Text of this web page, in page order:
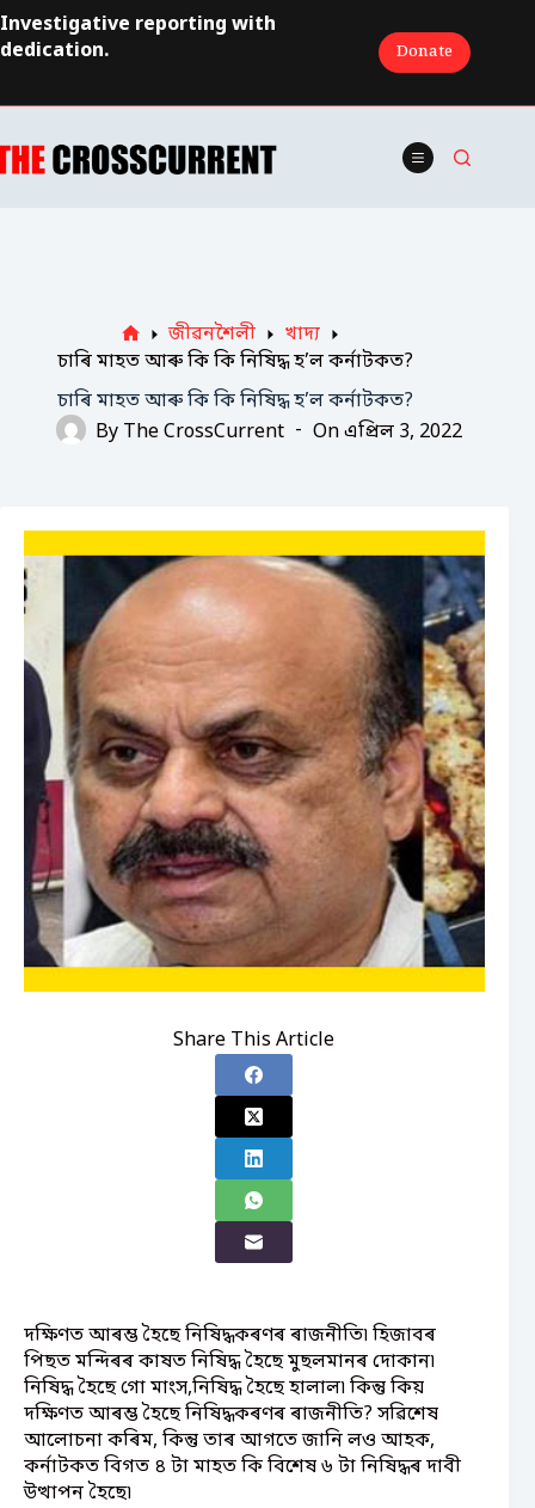
Skip
to
content
Investigative reporting with
dedication.
Donate
Home
জীৱনশৈলী
খাদ্য
চাৰি মাহত আৰু কি কি নিষিদ্ধ হ’ল কর্নাটকত?
চাৰি মাহত আৰু কি কি নিষিদ্ধ হ’ল কর্নাটকত?
By The CrossCurrent On এপ্ৰিল 3, 2022
Share This Article
দক্ষিণত আৰম্ভ হৈছে নিষিদ্ধকৰণৰ ৰাজনীতি৷ হিজাবৰ
পিছত মন্দিৰৰ কাষত নিষিদ্ধ হৈছে মুছলমানৰ দোকান৷
নিষিদ্ধ হৈছে গো মাংস,নিষিদ্ধ হৈছে হালাল৷ কিন্তু কিয়
দক্ষিণত আৰম্ভ হৈছে নিষিদ্ধকৰণৰ ৰাজনীতি? সৱিশেষ
আলোচনা কৰিম, কিন্তু তাৰ আগতে জানি লও আহক,
কর্নাটকত বিগত ৪ টা মাহত কি বিশেষ ৬ টা নিষিদ্ধৰ দাবী
উত্থাপন হৈছে৷